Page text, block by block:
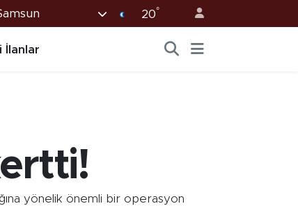
20°
İlanlar
yönelik önemli bir operasyon